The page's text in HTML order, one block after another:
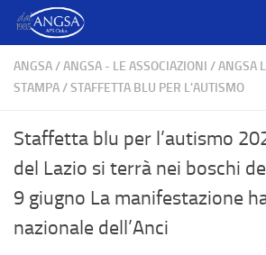
Salta al contenuto
ANGSA/ANGSA - LE ASSOCIAZIONI /ANGSA
STAMPA/STAFFETTA BLU PER L'AUTISMO
Staffetta blu per l’autismo
del Lazio si terrà nei boschi
9 giugno La manifestazione
nazionale dell’Anci